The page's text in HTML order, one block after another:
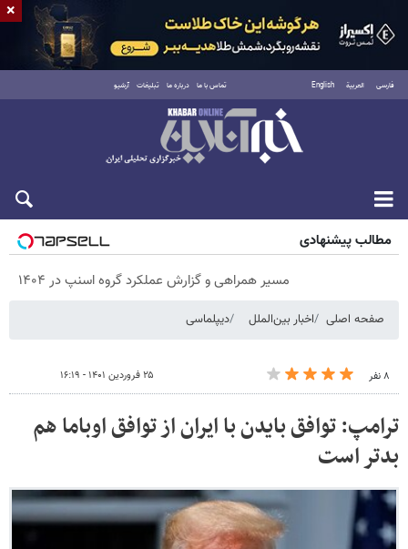
فارسی العربية English تماس با ما درباره ما تبلیغات آرشیو
پنجشنبه ۱۵ مرداد ۱۴۰۵
مطالب پیشنهادی
مسیر همراهی و گزارش عملکرد گروه اسنپ در ۱۴۰۴
صفحه اصلی اخبار بین‌الملل دیپلماسی
۸ نفر ۲۵ فروردین ۱۴۰۱ - ۱۶:۱۹
ترامپ: توافق بایدن با ایران از توافق اوباما هم
بدتر است
×